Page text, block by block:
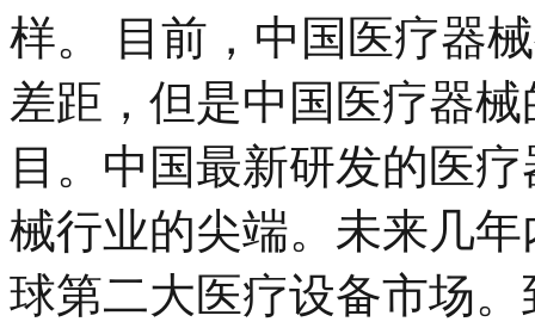
样。 目前，中国医疗器
差距，但是中国医疗器
目。中国最新研发的医
械行业的尖端。未来几
球第二大医疗设备市场